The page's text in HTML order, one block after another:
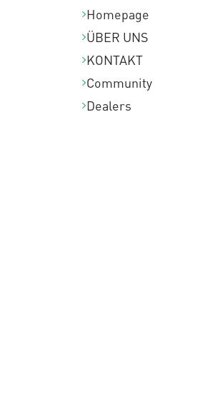
Homepage
ÜBER UNS
KONTAKT
Community
Dealers